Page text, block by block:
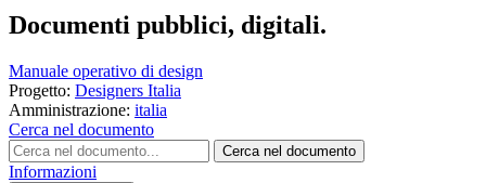
Documenti pubblici, digitali.
Manuale operativo di design
Progetto: Designers Italia
Amministrazione: italia
Cerca nel documento
Cerca nel documento
Informazioni